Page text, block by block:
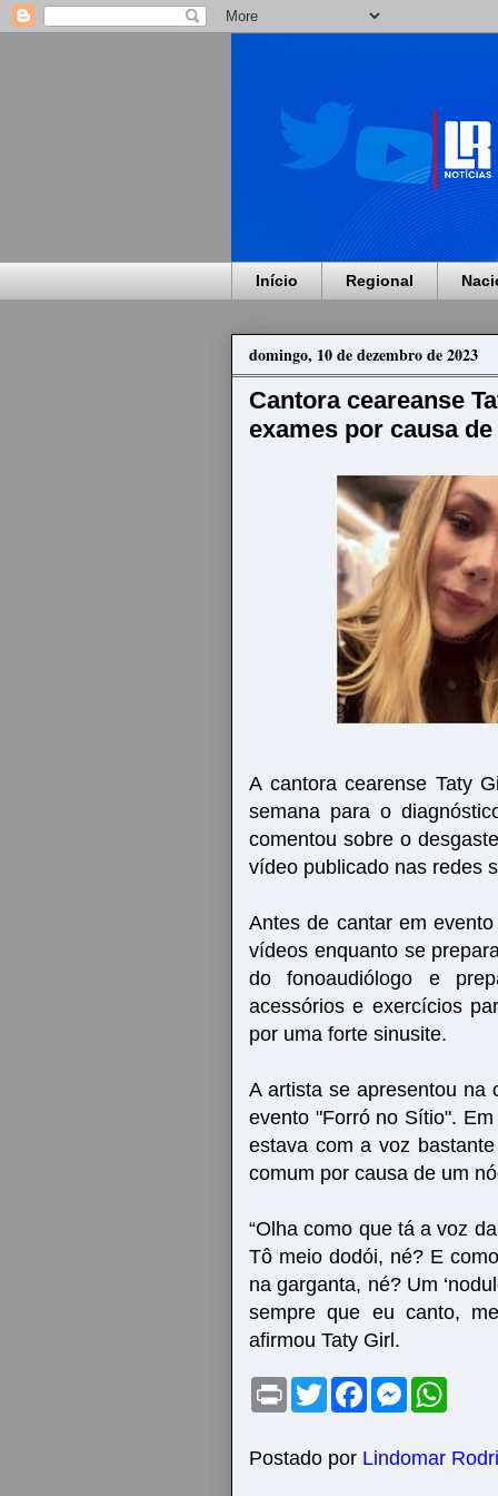
Início Regional
domingo, 10 de dezembro de 2023
Cantora ceareanse
exames por causa
A cantora cearense Taty
semana para o
comentou sobre o
vídeo publicado nas redes
Antes de cantar em
vídeos enquanto se
do fonoaudiólogo e
acessórios e exercícios
por uma forte sinusite.
A artista se apresentou na
evento "Forró no Sítio".
estava com a voz
comum por causa de um
“Olha como que tá a voz
Tô meio dodói, né? E
na garganta, né? Um
sempre que eu canto,
afirmou Taty Girl.
P
t
T
w
t
e
F
a
b
M
e
e
s
Postado por Lindomar